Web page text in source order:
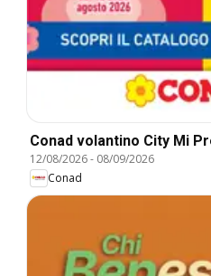
Conad volantino City Mi
12/08/2026- 08/09/2026
Conad